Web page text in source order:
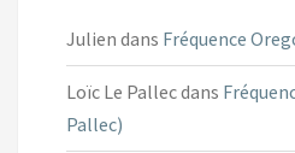
Julien dans Fréquence
Loïc Le Pallecdans
Pallec)